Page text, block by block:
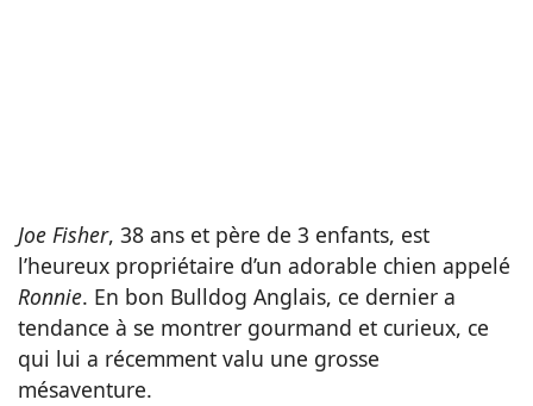
Joe Fisher, 38 ans et père de 3 enfants, est
l’heureux propriétaire d’un adorable chien appelé
Ronnie. En bon Bulldog Anglais, ce dernier a
tendance à se montrer gourmand et curieux, ce
qui lui a récemment valu une grosse
mésaventure.